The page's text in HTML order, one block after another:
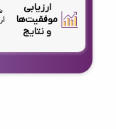
ارزیابی
موفقیت‌ها
و نتایج